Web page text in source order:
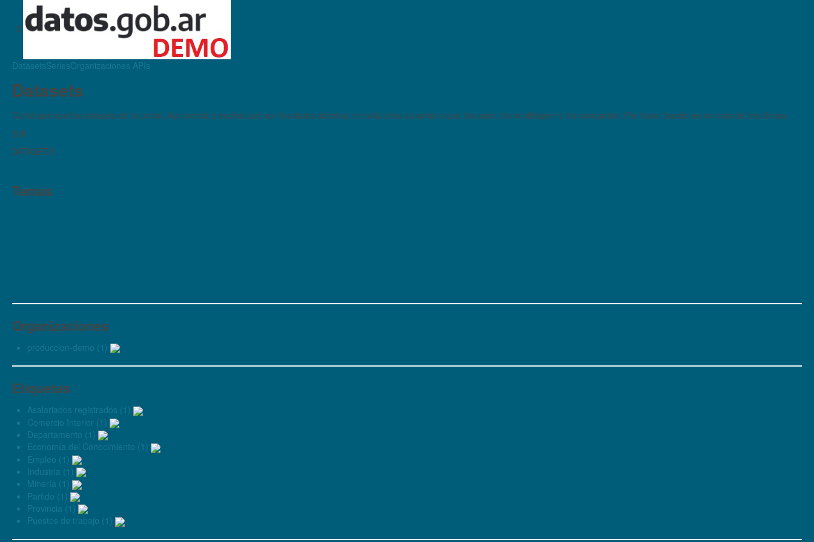
DatasetsSeriesOrganizaciones APIs
Datasets
Contá qué son los datasets de tu portal. Aprovechá y explicá qué son los datos abiertos, e invitá a tus usuarios a que los usen, los modifiquen y los compartan. Por favor, hacelo en no más de tres líneas.
308
DATASETS
Temas
Organizaciones
produccion-demo (1)
Etiquetas
Asalariados registrados (1)
Comercio Interior (1)
Departamento (1)
Economía del Conocimiento (1)
Empleo (1)
Industria (1)
Minería (1)
Partido (1)
Provincia (1)
Puestos de trabajo (1)